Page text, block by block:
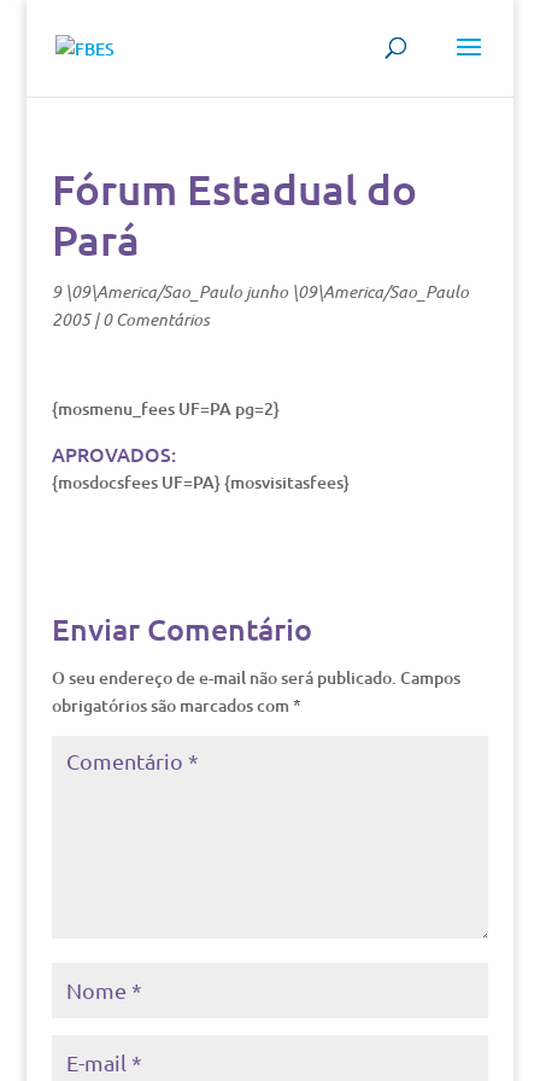
Fórum Estadual do
Pará
9 \09\America/Sao_Paulo junho \09\America/Sao_Paulo
2005|0 Comentários
{mosmenu_fees UF=PA pg=2}
APROVADOS:
{mosdocsfees UF=PA} {mosvisitasfees}
Enviar Comentário
O seu endereço de e-mail não será publicado. Campos
obrigatórios são marcados com *